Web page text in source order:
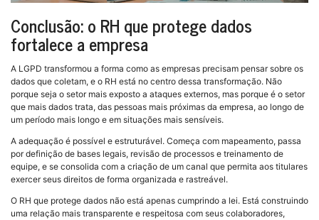
Conclusão: o RH que protege dados
fortalece a empresa
A LGPD transformou a forma como as empresas precisam pensar sobre os
dados que coletam, e o RH está no centro dessa transformação. Não
porque seja o setor mais exposto a ataques externos, mas porque é o setor
que mais dados trata, das pessoas mais próximas da empresa, ao longo de
um período mais longo e em situações mais sensíveis.
A adequação é possível e estruturável. Começa com mapeamento, passa
por definição de bases legais, revisão de processos e treinamento de
equipe, e se consolida com a criação de um canal que permita aos titulares
exercer seus direitos de forma organizada e rastreável.
O RH que protege dados não está apenas cumprindo a lei. Está construindo
uma relação mais transparente e respeitosa com seus colaboradores,